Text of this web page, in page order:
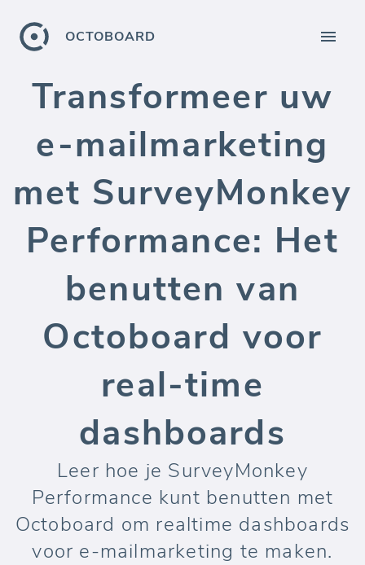
OCTOBOARD
Transformeer uw
e-mailmarketing
met SurveyMonkey
Performance: Het
benutten van
Octoboard voor
real-time
dashboards
Leer hoe je SurveyMonkey
Performance kunt benutten met
Octoboard om realtime dashboards
voor e-mailmarketing te maken.